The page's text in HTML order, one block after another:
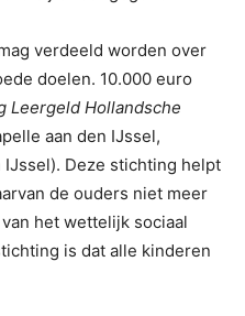
verdeeld worden over
doelen. 10.000 euro
Leergeld Hollandsche
aan den IJssel,
IJssel). Deze stichting helpt
de ouders niet meer
het wettelijk sociaal
is dat alle kinderen